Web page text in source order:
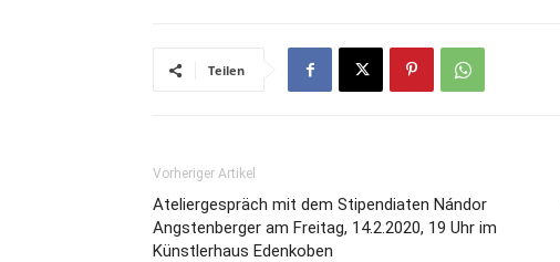
Teilen
Vorheriger Artikel
Ateliergespräch mit dem Stipendiaten Nándor
Angstenberger am Freitag, 14.2.2020, 19 Uhr im
Künstlerhaus Edenkoben